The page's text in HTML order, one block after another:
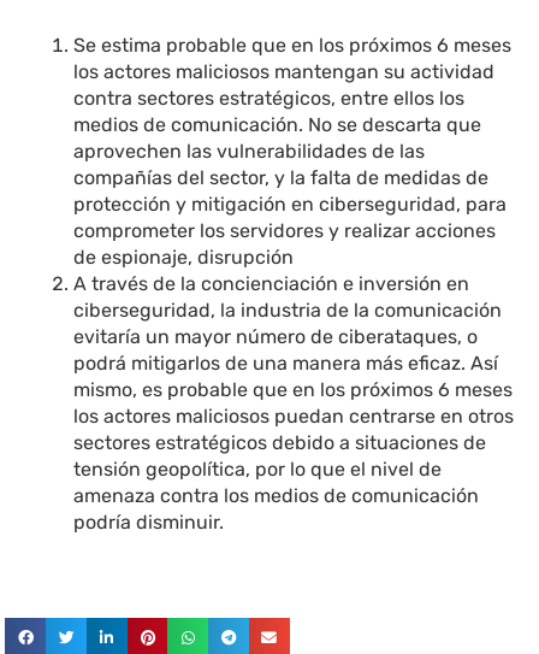
Se estima probable que en los próximos 6 meses
los actores maliciosos mantengan su actividad
contra sectores estratégicos, entre ellos los
medios de comunicación. No se descarta que
aprovechen las vulnerabilidades de las
compañías del sector, y la falta de medidas de
protección y mitigación en ciberseguridad, para
comprometer los servidores y realizar acciones
de espionaje, disrupción
A través de la concienciación e inversión en
ciberseguridad, la industria de la comunicación
evitaría un mayor número de ciberataques, o
podrá mitigarlos de una manera más eficaz. Así
mismo, es probable que en los próximos 6 meses
los actores maliciosos puedan centrarse en otros
sectores estratégicos debido a situaciones de
tensión geopolítica, por lo que el nivel de
amenaza contra los medios de comunicación
podría disminuir.